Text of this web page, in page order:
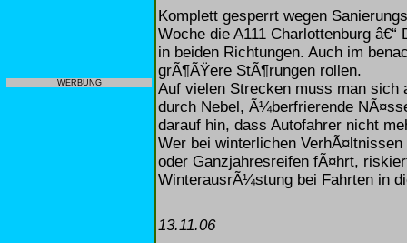
WERBUNG
Komplett gesperrt wegen
Woche die A111 Charlottenburg
in beiden Richtungen. Auch im
grÃ¶ÃŸere StÃ¶rungen rollen.
Auf vielen Strecken muss man sich
durch Nebel, Ã¼berfrierende
darauf hin, dass Autofahrer nicht
Wer bei winterlichen
oder Ganzjahresreifen fÃ¤hrt,
WinterausrÃ¼stung bei Fahrten in
13.11.06